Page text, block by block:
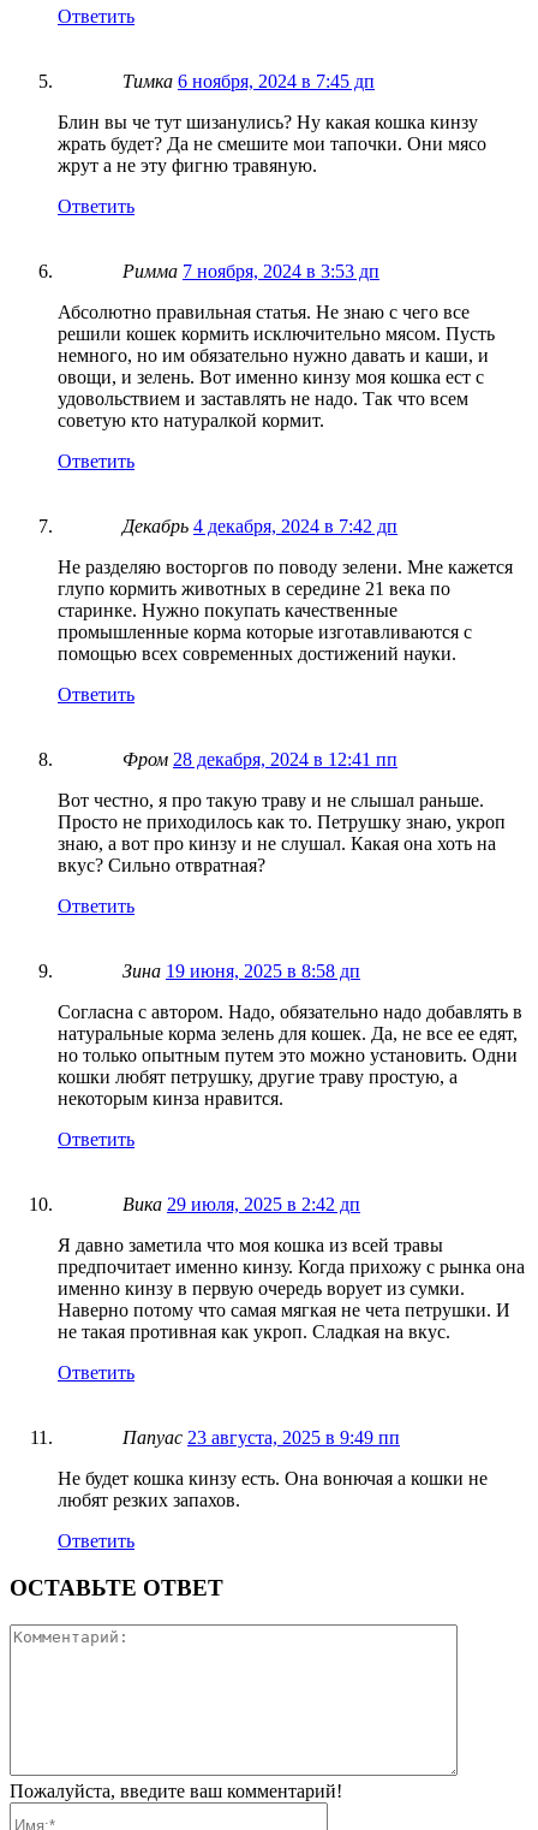
Ответить
Тимка 6 ноября, 2024 в 7:45 дп
Блин вы че тут шизанулись? Ну какая кошка кинзу
жрать будет? Да не смешите мои тапочки. Они мясо
жрут а не эту фигню травяную.
Ответить
Римма 7 ноября, 2024 в 3:53 дп
Абсолютно правильная статья. Не знаю с чего все
решили кошек кормить исключительно мясом. Пусть
немного, но им обязательно нужно давать и каши, и
овощи, и зелень. Вот именно кинзу моя кошка ест с
удовольствием и заставлять не надо. Так что всем
советую кто натуралкой кормит.
Ответить
Декабрь 4 декабря, 2024 в 7:42 дп
Не разделяю восторгов по поводу зелени. Мне кажется
глупо кормить животных в середине 21 века по
старинке. Нужно покупать качественные
промышленные корма которые изготавливаются с
помощью всех современных достижений науки.
Ответить
Фром 28 декабря, 2024 в 12:41 пп
Вот честно, я про такую траву и не слышал раньше.
Просто не приходилось как то. Петрушку знаю, укроп
знаю, а вот про кинзу и не слушал. Какая она хоть на
вкус? Сильно отвратная?
Ответить
Зина 19 июня, 2025 в 8:58 дп
Согласна с автором. Надо, обязательно надо добавлять в
натуральные корма зелень для кошек. Да, не все ее едят,
но только опытным путем это можно установить. Одни
кошки любят петрушку, другие траву простую, а
некоторым кинза нравится.
Ответить
Вика 29 июля, 2025 в 2:42 дп
Я давно заметила что моя кошка из всей травы
предпочитает именно кинзу. Когда прихожу с рынка она
именно кинзу в первую очередь ворует из сумки.
Наверно потому что самая мягкая не чета петрушки. И
не такая противная как укроп. Сладкая на вкус.
Ответить
Папуас 23 августа, 2025 в 9:49 пп
Не будет кошка кинзу есть. Она вонючая а кошки не
любят резких запахов.
Ответить
ОСТАВЬТЕ ОТВЕТ
Пожалуйста, введите ваш комментарий!